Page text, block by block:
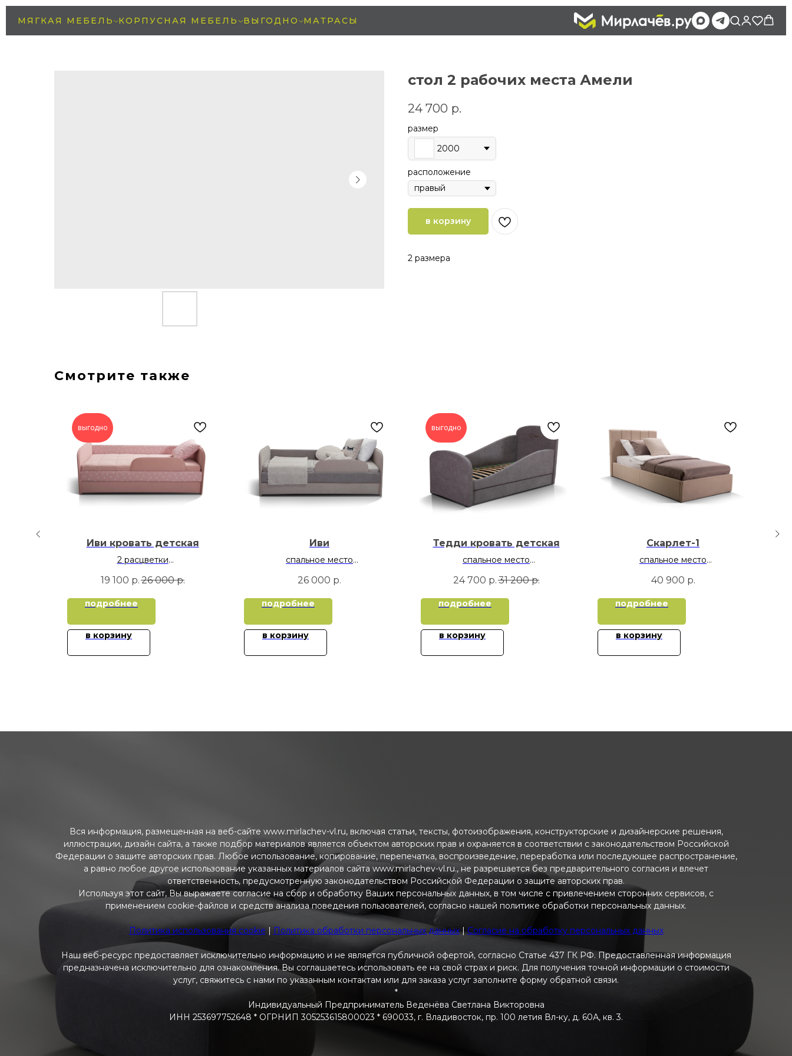
МЯГКАЯ МЕБЕЛЬ КОРПУСНАЯ МЕБЕЛЬ ВЫГОДНО МАТРАСЫ
стол 2 рабочих места Амели
24 700 р.
размер
2000
расположение
в корзину
2 размера
Смотрите также
выгодно
Иви кровать детская
2 расцветки
19 100 р.26 000 р.
подробнее
в корзину
Иви
спальное место
26 000 р.
подробнее
в корзину
выгодно
Тедди кровать детская
спальное место
24 700 р.31 200 р.
подробнее
в корзину
Скарлет-1
спальное место
120х200
40 900 р.
подробнее
в корзину
Вся информация, размещенная на веб-сайте www.mirlachev-vl.ru, включая статьи, тексты, фотоизображения, конструкторские и дизайнерские решения,
иллюстрации, дизайн сайта, а также подбор материалов является объектом авторских прав и охраняется в соответствии с законодательством Российской
Федерации о защите авторских прав. Любое использование, копирование, перепечатка, воспроизведение, переработка или последующее распространение,
а равно любое другое использование указанных материалов сайта www.mirlachev-vl.ru., не разрешается без предварительного согласия и влечет
ответственность, предусмотренную законодательством Российской Федерации о защите авторских прав.
Используя этот сайт, Вы выражаете согласие на сбор и обработку Ваших персональных данных, в том числе с привлечением сторонних сервисов, с
применением cookie-файлов и средств анализа поведения пользователей, согласно нашей политике обработки персональных данных.
Политика использования cookie | Политика обработки персональных данных|Согласие на обработку персональных данных
Наш веб-ресурс предоставляет исключительно информацию и не является публичной офертой, согласно Статье 437 ГК РФ. Предоставленная информация
предназначена исключительно для ознакомления. Вы соглашаетесь использовать ее на свой страх и риск. Для получения точной информации о стоимости
услуг, свяжитесь с нами по указанным контактам или для заказа услуг заполните форму обратной связи.
*
Индивидуальный Предприниматель Веденёва Светлана Викторовна
ИНН 253697752648 * ОГРНИП 305253615800023 * 690033, г. Владивосток, пр. 100 летия Вл-ку, д. 60А, кв. 3.